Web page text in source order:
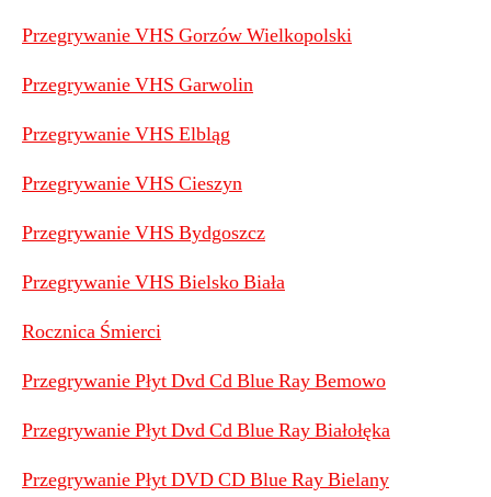
Przegrywanie VHS Gorzów Wielkopolski
Przegrywanie VHS Garwolin
Przegrywanie VHS Elbląg
Przegrywanie VHS Cieszyn
Przegrywanie VHS Bydgoszcz
Przegrywanie VHS Bielsko Biała
Rocznica Śmierci
Przegrywanie Płyt Dvd Cd Blue Ray Bemowo
Przegrywanie Płyt Dvd Cd Blue Ray Białołęka
Przegrywanie Płyt DVD CD Blue Ray Bielany